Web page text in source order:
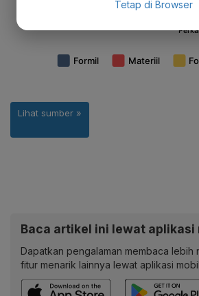
Baca artikel ini lewat aplikasi
Dapatkan pengalaman membaca lebih
fitur menarik lainnya lewat aplikasi
Tetap di Browser